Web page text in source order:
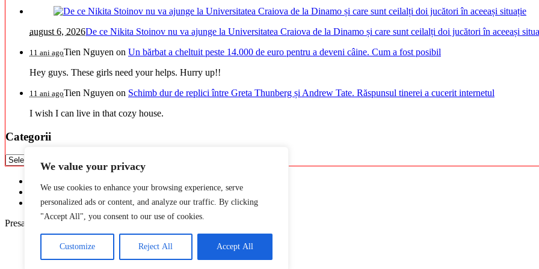
We value your privacy
We use cookies to enhance your browsing experience, serve
personalized ads or content, and analyze our traffic. By clicking
"Accept All", you consent to our use of cookies.
Customize Reject All Accept All
august 6, 2026De ce Nikita Stoinov nu va ajunge la Universitatea Craiova de la Dinamo și care sunt ceilalți doi jucători în aceeași
11 ani agoTien Nguyen on Un bărbat a cheltuit peste 14.000 de euro pentru a deveni câine. Cum a fost posibil
Hey guys. These girls need your helps. Hurry up!!
11 ani agoTien Nguyen on Schimb dur de replici între Greta Thunberg și Andrew Tate. Răspunsul tinerei a cucerit internetul
I wish I can live in that cozy house.
Categorii
Categorii
Confidentialitate
GDPR
Presa Alternativa